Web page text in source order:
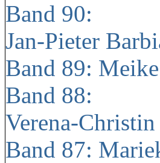
Band 90:
Jan-Pieter
Band 89:
Band 88:
Verena-
Band 87: